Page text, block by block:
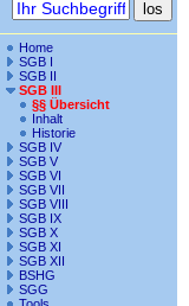
Home
SGB I
SGB II
SGB III
§§ Übersicht
Inhalt
Historie
SGB IV
SGB V
SGB VI
SGB VII
SGB VIII
SGB IX
SGB X
SGB XI
SGB XII
BSHG
SGG